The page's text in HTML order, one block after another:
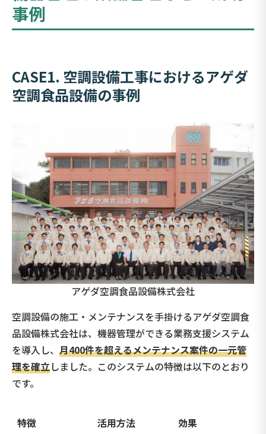
事例
CASE1. 空調設備工事におけるアゲダ
空調食品設備の事例
アゲダ空調食品設備株式会社
空調設備の施工・メンテナンスを手掛けるアゲダ空調食
品設備株式会社は、機器管理ができる業務支援システム
を導入し、 月400件を超えるメンテナンス案件の一元管
理を確立しました。このシステムの特徴は以下のとおり
です。
特徴 活用方法 効果